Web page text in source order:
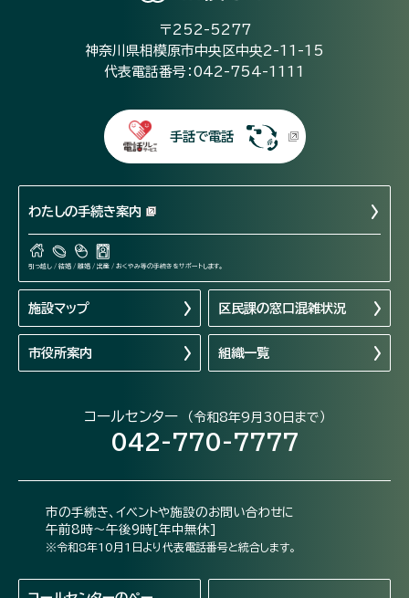
〒252-5277
神奈川県相模原市中央区中央2-11-15
代表電話番号：042-754-1111
手話で電話
わたしの手続き案内
引っ越し / 結婚 / 離婚 / 出産 / おくやみ等の手続きをサポートします。
施設マップ 区民課の窓口混雑状況
市役所案内 組織一覧
コールセンター （令和8年9月30日まで）
042-770-7777
市の手続き、イベントや施設のお問い合わせに
午前8時～午後9時[年中無休]
※令和8年10月1日より代表電話番号と統合します。